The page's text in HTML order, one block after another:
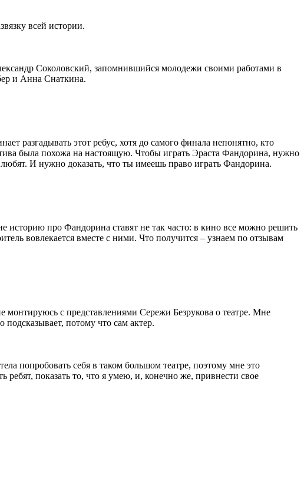
всей истории.
Соколовский, запомнившийся молодежи своими работами в
и Анна Снаткина.
разгадывать этот ребус, хотя до самого финала непонятно, кто
была похожа на настоящую. Чтобы играть Эраста Фандорина, нужно
И нужно доказать, что ты имеешь право играть Фандорина.
историю про Фандорина ставят не так часто: в кино все можно решить
вовлекается вместе с ними. Что получится – узнаем по отзывам
монтируюсь с представлениями Сережи Безрукова о театре. Мне
потому что сам актер.
попробовать себя в таком большом театре, поэтому мне это
показать то, что я умею, и, конечно же, привнести свое